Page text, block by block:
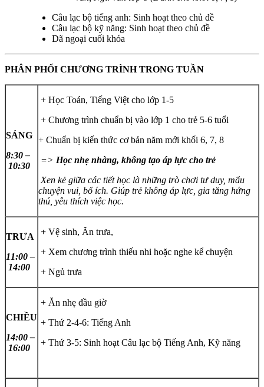
Câu lạc bộ tiếng anh: Sinh hoạt theo chủ đề
Câu lạc bộ kỹ năng: Sinh hoạt theo chủ đề
Dã ngoại cuối khóa
PHÂN PHỐI CHƯƠNG TRÌNH TRONG TUẦN
SÁNG
8:30 –
10:30
+ Học Toán, Tiếng Việt cho lớp 1-5
+ Chương trình chuẩn bị vào lớp 1 cho trẻ 5-6 tuổi
+ Chuẩn bị kiến thức cơ bản năm mới khối 6, 7, 8
=> Học nhẹ nhàng, không tạo áp lực cho trẻ
Xen kẻ giữa các tiết học là những trò chơi tư duy, mẩu
chuyện vui, bổ ích. Giúp trẻ không áp lực, gia tăng hứng
thú, yêu thích việc học.
TRƯA
11:00 –
14:00
+ Vệ sinh, Ăn trưa,
+ Xem chương trình thiếu nhi hoặc nghe kể chuyện
+ Ngủ trưa
CHIỀU
14:00 –
16:00
+ Ăn nhẹ đầu giờ
+ Thứ 2-4-6: Tiếng Anh
+ Thứ 3-5: Sinh hoạt Câu lạc bộ Tiếng Anh, Kỹ năng